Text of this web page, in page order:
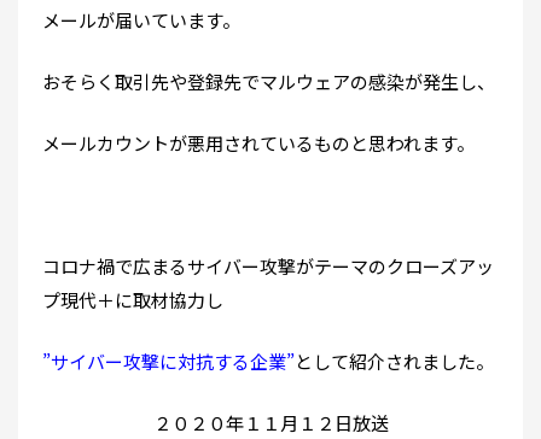
メールが届いています。
おそらく取引先や登録先でマルウェアの感染が発生し、
メールカウントが悪用されているものと思われます。
コロナ禍で広まるサイバー攻撃がテーマのクローズアッ
プ現代＋に取材協力し
”サイバー攻撃に対抗する企業”として紹介されました。
２０２０年１１月１２日放送